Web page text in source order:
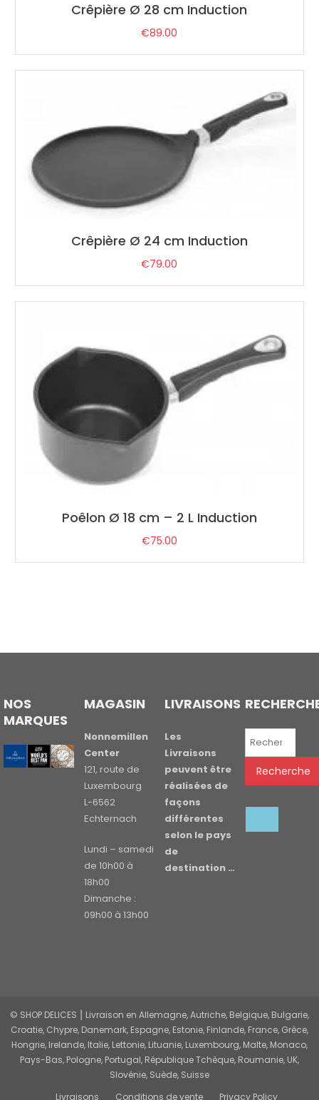
Crêpière Ø 28 cm Induction
€89.00
Crêpière Ø 24 cm Induction
€79.00
Poêlon Ø 18 cm – 2 L Induction
€75.00
NOS
MARQUES
MAGASIN
Nonnemillen
Center
121, route de
Luxembourg
L-6562
Echternach
Lundi – samedi
de 10h00 à
18h00
Dimanche :
09h00 à 13h00
LIVRAISONS
Les
Livraisons
peuvent être
réalisées de
façons
différentes
selon le pays
de
destination …
Recherche
Recherche
© SHOP DELICES ⎮ Livraison en Allemagne, Autriche, Belgique, Bulgarie,
Croatie, Chypre, Danemark, Espagne, Estonie, Finlande, France, Grèce,
Hongrie, Irelande, Italie, Lettonie, Lituanie, Luxembourg, Malte, Monaco,
Pays-Bas, Pologne, Portugal, République Tchèque, Roumanie, UK,
Slovénie, Suède, Suisse
Livraisons
Conditions de vente Privacy Policy